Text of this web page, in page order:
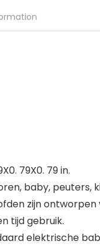
79X0. 79 in.
baby, peuters,
zijn
tijd gebruik.
elektrische